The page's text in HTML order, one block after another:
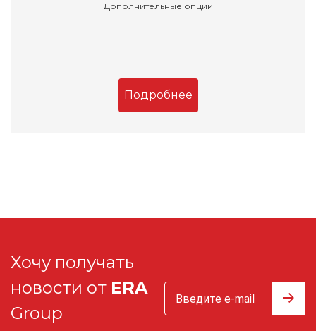
Дополнительные опции
Подробнее
Хочу получать
новости от ERA
Group